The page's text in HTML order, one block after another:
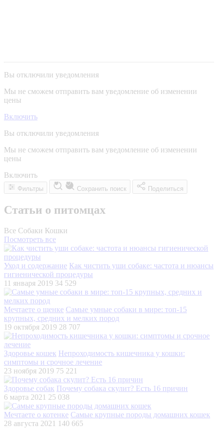
Вы отключили уведомления
Мы не сможем отправить вам уведомление об изменении
цены
Включить
Вы отключили уведомления
Мы не сможем отправить вам уведомление об изменении
цены
Включить
Фильтры Сохранить поиск Поделиться
Статьи о питомцах
Все Собаки Кошки
Посмотреть все
Уход и содержание Как чистить уши собаке: частота и нюансы
гигиенической процедуры
11 января 2019 34 529
Мечтаете о щенке Самые умные собаки в мире: топ-15
крупных, средних и мелких пород
19 октября 2019 28 707
Здоровье кошек Непроходимость кишечника у кошки:
симптомы и срочное лечение
23 ноября 2019 75 221
Здоровье собак Почему собака скулит? Есть 16 причин
6 марта 2021 25 038
Мечтаете о котенке Самые крупные породы домашних кошек
28 августа 2021 140 665